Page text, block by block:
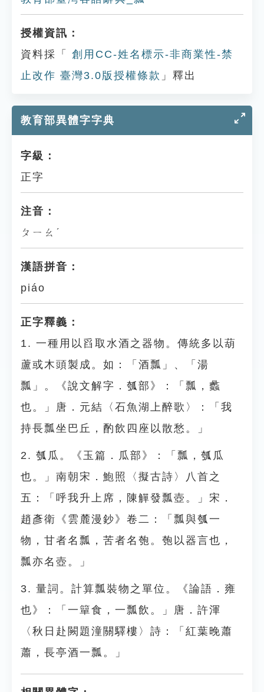
授權資訊：
資料採「
創用CC-姓名標示-非商業性-禁
止改作 臺灣3.0版授權條款 」釋出
教育部異體字字典
字級：
正字
注音：
ㄆㄧㄠˊ
漢語拼音：
piáo
正字釋義：
1. 一種用以舀取水酒之器物。傳統多以葫
蘆或木頭製成。如：「酒瓢」、「湯
瓢」。《說文解字．瓠部》：「瓢，蠡
也。」唐．元結〈石魚湖上醉歌〉：「我
持長瓢坐巴丘，酌飲四座以散愁。」
2. 瓠瓜。《玉篇．瓜部》：「瓢，瓠瓜
也。」南朝宋．鮑照〈擬古詩〉八首之
五：「呼我升上席，陳觶發瓢壺。」宋．
趙彥衛《雲麓漫鈔》卷二：「瓢與瓠一
物，甘者名瓢，苦者名匏。匏以器言也，
瓢亦名壺。」
3. 量詞。計算瓢裝物之單位。《論語．雍
也》：「一簞食，一瓢飲。」唐．許渾
〈秋日赴闕題潼關驛樓〉詩：「紅葉晚蕭
蕭，長亭酒一瓢。」